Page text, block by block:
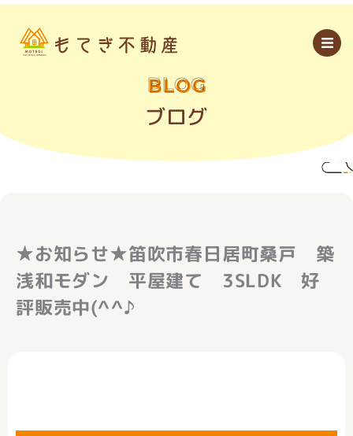
内
BLOG
ブログ
★お知らせ★笛吹市春日居町桑戸 築
浅和モダン 平屋建て 3SLDK 好
評販売中(^^♪